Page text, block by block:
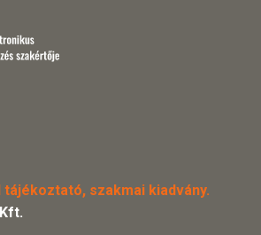
szakmai kiadvány.